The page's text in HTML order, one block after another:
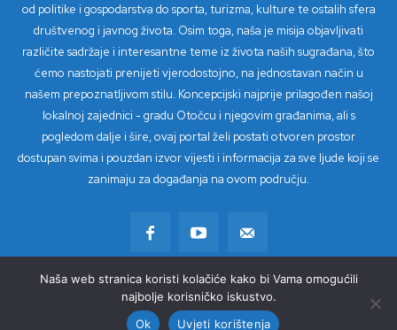
od politike i gospodarstva do sporta, turizma, kulture te ostalih sfera
društvenog i javnog života. Osim toga, naša je misija objavljivati
različite sadržaje i interesantne teme iz života naših sugrađana, što
ćemo nastojati prenijeti vjerodostojno, na jednostavan način u
našem prepoznatljivom stilu. Koncepcijski najprije prilagođen našoj
lokalnoj zajednici - gradu Otočcu i njegovim građanima, ali s
pogledom dalje i šire, ovaj portal želi postati otvoren prostor
dostupan svima i pouzdan izvor vijesti i informacija za sve ljude koji se
zanimaju za događanja na ovom području.
© Copyright 2023 - TV Loki
Naša web stranica koristi kolačiće kako bi Vama omogućili
najbolje korisničko iskustvo.
Ok
Uvjeti korištenja